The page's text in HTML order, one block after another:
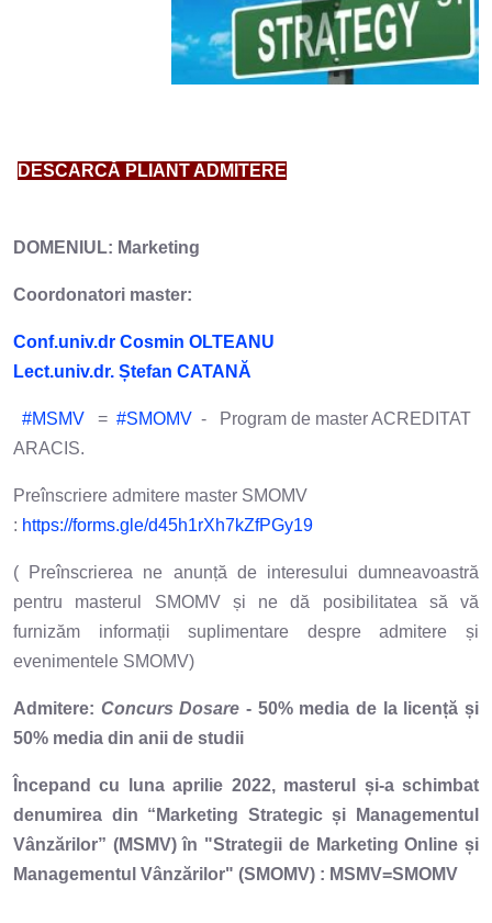
DESCARCĂ PLIANT ADMITERE
DOMENIUL: Marketing
Coordonatori master:
Conf.univ.dr Cosmin OLTEANU
Lect.univ.dr. Ștefan CATANĂ
#MSMV = #SMOMV - Program de master ACREDITAT
ARACIS.
Preînscriere admitere master SMOMV
: https://forms.gle/d45h1rXh7kZfPGy19
( Preînscrierea ne anunță de interesului dumneavoastră
pentru masterul SMOMV și ne dă posibilitatea să vă
furnizăm informații suplimentare despre admitere și
evenimentele SMOMV)
Admitere: Concurs Dosare - 50% media de la licență și
50% media din anii de studii
Începand cu luna aprilie 2022, masterul și-a schimbat
denumirea din “Marketing Strategic și Managementul
Vânzărilor” (MSMV) în "Strategii de Marketing Online și
Managementul Vânzărilor" (SMOMV) : MSMV=SMOMV